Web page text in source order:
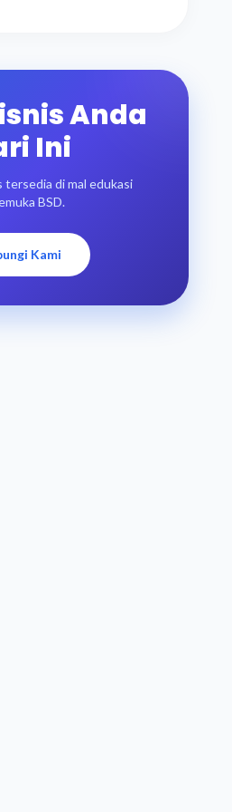
Anda
Ini
di mal edukasi
BSD.
Kami